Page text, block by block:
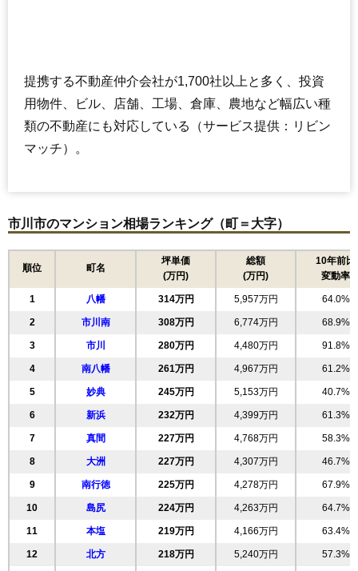
交通 原木中山駅（9分）
相場 3,630万円～3,930万円
イトーピア原木中山
住所 千葉県市川市田尻3丁目
原木中山駅（9分）
相場 4,120万円～4,420万円
(50.9万円/㎡~54.6万円/㎡)
無料一括査定をする
レクセルプラッツァ原木中山
住所 千葉県市川市田尻3丁目
交通 原木中山駅（13分）
4,160万円～4,460万円
(52.7万円/㎡~56.5万円/㎡)
マンションナビで
無料一括査定をする
提携する不動産仲介会社が1,700社以上と多く、投資
用物件、ビル、店舗、工場、倉庫、農地など幅広い種
類の不動産にも対応している（サービス提供：リビン
マッチ）。
市川市のマンション相場ランキング（町＝大字）
順位 町名
坪単価
(万円)
総額
(万円)
10年前比
変動率
1 八幡 314万円 5,957万円 64.0%
2 市川南 308万円 6,774万円 68.9%
3 市川 280万円 4,480万円 91.8%
4 南八幡 261万円 4,967万円 61.2%
5 妙典 245万円 5,153万円 40.7%
6 新浜 232万円 4,399万円 61.3%
7 真間 227万円 4,768万円 58.3%
8 大洲 227万円 4,307万円 46.7%
9 南行徳 225万円 4,278万円 67.9%
10 島尻 224万円 4,263万円 64.7%
11 本塩 219万円 4,166万円 63.4%
12 北方 218万円 5,240万円 57.3%